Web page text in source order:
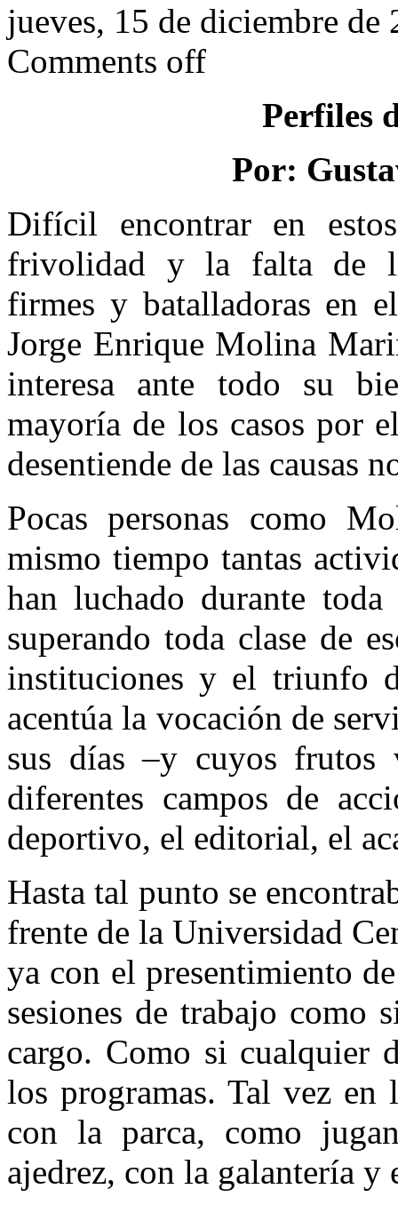
jueves, 15 de diciembre de
Comments off
Perfiles
Por:
Difícil encontrar en
frivolidad y la falta de
firmes y batalladoras en
Jorge Enrique Molina
interesa ante todo su
mayoría de los casos por
desentiende de las causas
Pocas personas como
mismo tiempo tantas
han luchado durante
superando toda clase de
instituciones y el triunfo
acentúa la vocación de
sus días –y cuyos frutos
diferentes campos de
deportivo, el editorial, el
Hasta tal punto se
frente de la Universidad
ya con el presentimiento
sesiones de trabajo como
cargo. Como si cualquier
los programas. Tal vez
con la parca, como
ajedrez, con la galantería